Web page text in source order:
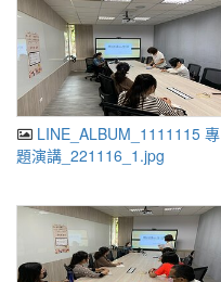
LINE_ALBUM_1111115 專
題演講_221116_1.jpg